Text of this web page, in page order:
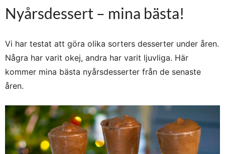
Nyårsdessert – mina bästa!
Vi har testat att göra olika sorters desserter under åren.
Några har varit okej, andra har varit ljuvliga. Här
kommer mina bästa nyårsdesserter från de senaste
åren.